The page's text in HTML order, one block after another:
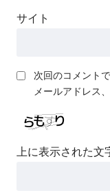
サイト
次回のコメント
メールアドレス
上に表示された文